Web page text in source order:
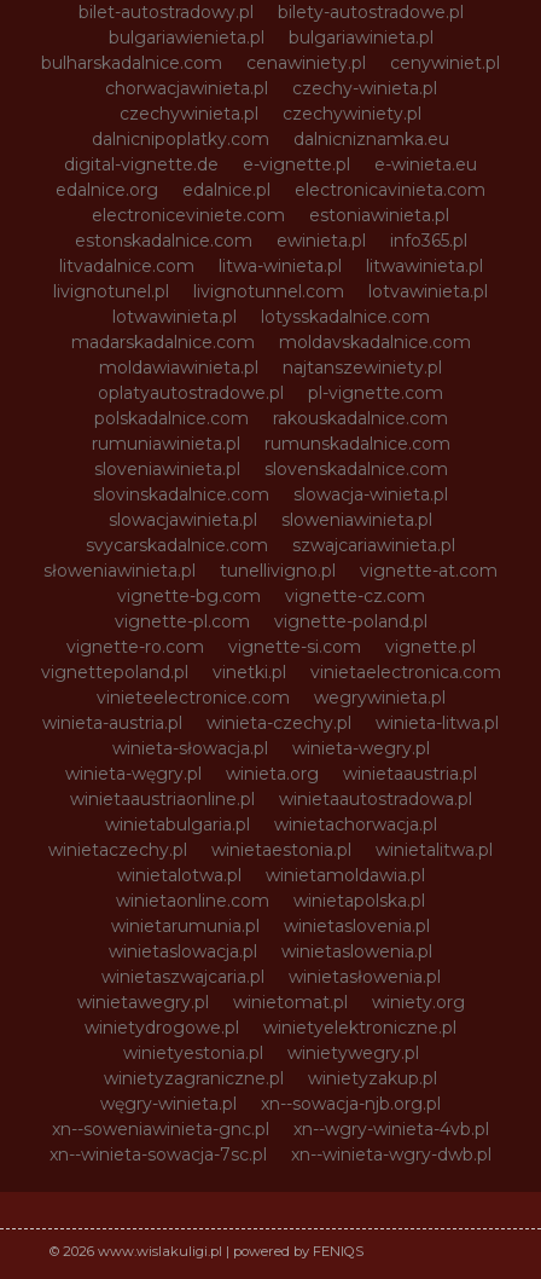
bilet-autostradowy.pl
bilety-autostradowe.pl
bulgariawienieta.pl
bulgariawinieta.pl
bulharskadalnice.com
cenawiniety.pl
cenywiniet.pl
chorwacjawinieta.pl
czechy-winieta.pl
czechywinieta.pl
czechywiniety.pl
dalnicnipoplatky.com
dalnicniznamka.eu
digital-vignette.de
e-vignette.pl
e-winieta.eu
edalnice.org
edalnice.pl
electronicavinieta.com
electroniceviniete.com
estoniawinieta.pl
estonskadalnice.com
ewinieta.pl
info365.pl
litvadalnice.com
litwa-winieta.pl
litwawinieta.pl
livignotunel.pl
livignotunnel.com
lotvawinieta.pl
lotwawinieta.pl
lotysskadalnice.com
madarskadalnice.com
moldavskadalnice.com
moldawiawinieta.pl
najtanszewiniety.pl
oplatyautostradowe.pl
pl-vignette.com
polskadalnice.com
rakouskadalnice.com
rumuniawinieta.pl
rumunskadalnice.com
sloveniawinieta.pl
slovenskadalnice.com
slovinskadalnice.com
slowacja-winieta.pl
slowacjawinieta.pl
sloweniawinieta.pl
svycarskadalnice.com
szwajcariawinieta.pl
słoweniawinieta.pl
tunellivigno.pl
vignette-at.com
vignette-bg.com
vignette-cz.com
vignette-pl.com
vignette-poland.pl
vignette-ro.com
vignette-si.com
vignette.pl
vignettepoland.pl
vinetki.pl
vinietaelectronica.com
vinieteelectronice.com
wegrywinieta.pl
winieta-austria.pl
winieta-czechy.pl
winieta-litwa.pl
winieta-słowacja.pl
winieta-wegry.pl
winieta-węgry.pl
winieta.org
winietaaustria.pl
winietaaustriaonline.pl
winietaautostradowa.pl
winietabulgaria.pl
winietachorwacja.pl
winietaczechy.pl
winietaestonia.pl
winietalitwa.pl
winietalotwa.pl
winietamoldawia.pl
winietaonline.com
winietapolska.pl
winietarumunia.pl
winietaslovenia.pl
winietaslowacja.pl
winietaslowenia.pl
winietaszwajcaria.pl
winietasłowenia.pl
winietawegry.pl
winietomat.pl
winiety.org
winietydrogowe.pl
winietyelektroniczne.pl
winietyestonia.pl
winietywegry.pl
winietyzagraniczne.pl
winietyzakup.pl
węgry-winieta.pl
xn--sowacja-njb.org.pl
xn--soweniawinieta-gnc.pl
xn--wgry-winieta-4vb.pl
xn--winieta-sowacja-7sc.pl
xn--winieta-wgry-dwb.pl
© 2026 www.wislakuligi.pl | powered by FENIQS